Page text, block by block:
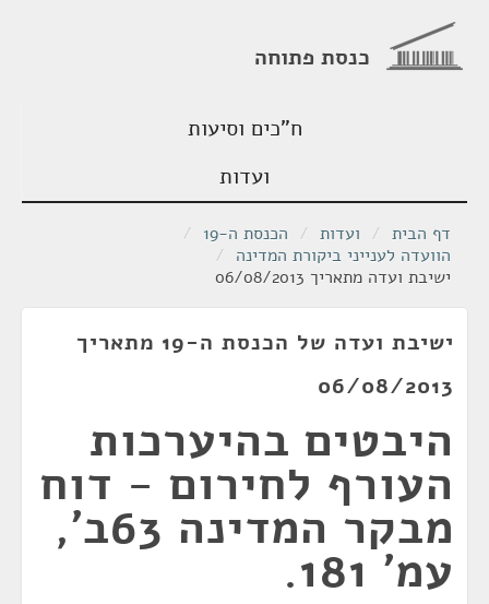
כנסת פתוחה
ח"כים וסיעות
ועדות
דף הבית / ועדות / הכנסת ה-19
/
הוועדה לענייני ביקורת המדינה /
ישיבת ועדה מתאריך 06/08/2013
ישיבת ועדה של הכנסת ה-19 מתאריך
06/08/2013
היבטים בהיערכות
העורף לחירום - דוח
מבקר המדינה 63ב',
עמ' 181.